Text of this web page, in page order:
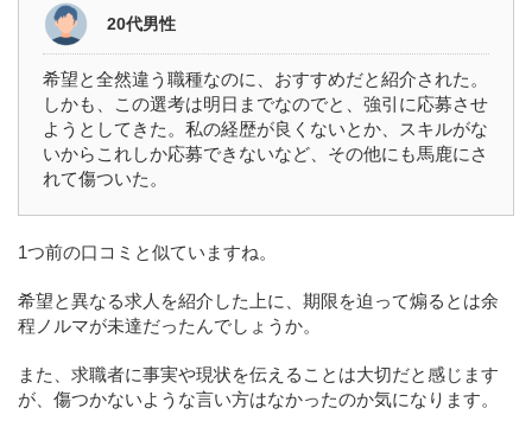
20代男性
希望と全然違う職種なのに、おすすめだと紹介された。
しかも、この選考は明日までなのでと、強引に応募させ
ようとしてきた。私の経歴が良くないとか、スキルがな
いからこれしか応募できないなど、その他にも馬鹿にさ
れて傷ついた。
1つ前の口コミと似ていますね。
希望と異なる求人を紹介した上に、期限を迫って煽るとは余
程ノルマが未達だったんでしょうか。
また、求職者に事実や現状を伝えることは大切だと感じます
が、傷つかないような言い方はなかったのか気になります。